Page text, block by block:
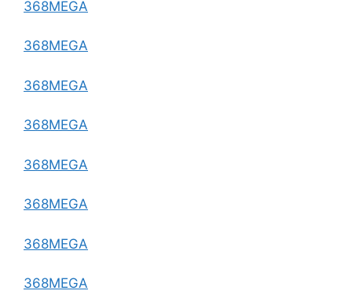
368MEGA
368MEGA
368MEGA
368MEGA
368MEGA
368MEGA
368MEGA
368MEGA